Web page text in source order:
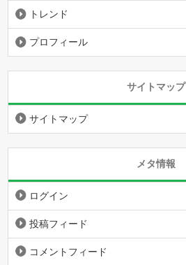
トレンド
プロフィール
サイトマップ
サイトマップ
メタ情報
ログイン
投稿フィード
コメントフィード